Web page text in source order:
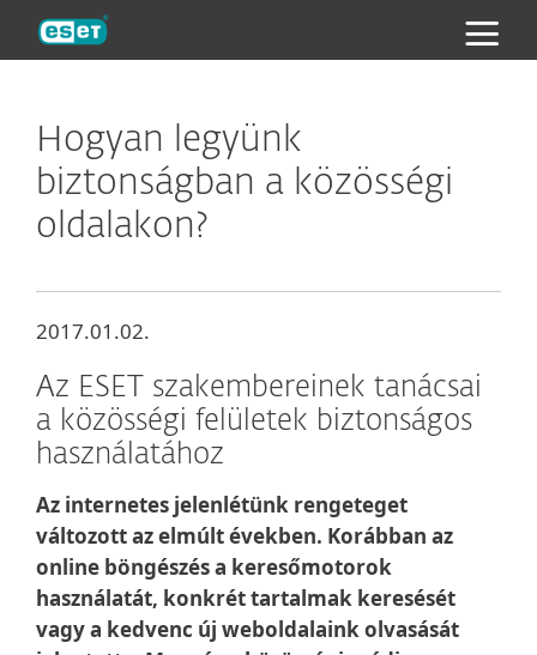
Hogyan legyünk
biztonságban a közösségi
oldalakon?
2017.01.02.
Az ESET szakembereinek tanácsai
a közösségi felületek biztonságos
használatához
Az internetes jelenlétünk rengeteget
változott az elmúlt években. Korábban az
online böngészés a keresőmotorok
használatát, konkrét tartalmak keresését
vagy a kedvenc új weboldalaink olvasását
ESET